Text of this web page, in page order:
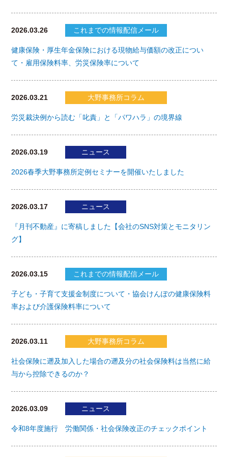
2026.03.26 これまでの情報配信メール
健康保険・厚生年金保険における現物給与価額の改正につい
て・雇用保険料率、労災保険率について
2026.03.21 大野事務所コラム
労災裁決例から読む「叱責」と「パワハラ」の境界線
2026.03.19 ニュース
2026春季大野事務所定例セミナーを開催いたしました
2026.03.17 ニュース
『月刊不動産』に寄稿しました【会社のSNS対策とモニタリン
グ】
2026.03.15 これまでの情報配信メール
子ども・子育て支援金制度について・協会けんぽの健康保険料
率および介護保険料率について
2026.03.11 大野事務所コラム
社会保険に遡及加入した場合の遡及分の社会保険料は当然に給
与から控除できるのか？
2026.03.09 ニュース
令和8年度施行 労働関係・社会保険改正のチェックポイント